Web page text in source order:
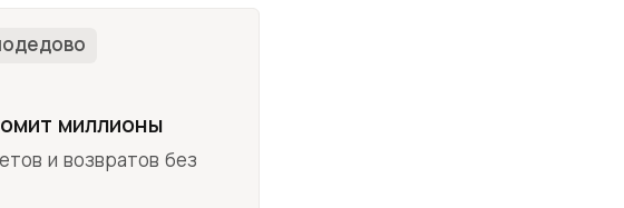
миллионы
и возвратов без